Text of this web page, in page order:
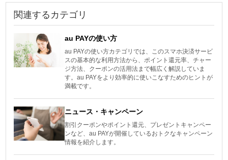
関連するカテゴリ
au PAYの使い方
au PAYの使い方カテゴリでは、このスマホ決済サービ
スの基本的な利用方法から、ポイント還元率、チャー
ジ方法、クーポンの活用法まで幅広く解説していま
す。au PAYをより効率的に使いこなすためのヒントが
満載です。
ニュース・キャンペーン
割引クーポンやポイント還元、プレゼントキャンペー
ンなど、au PAYが開催しているおトクなキャンペーン
情報を紹介します。